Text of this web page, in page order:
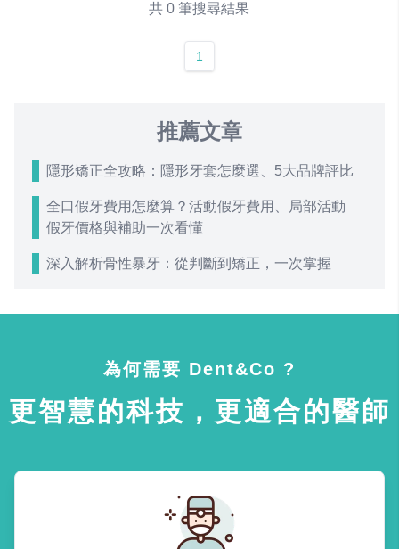
共 0 筆搜尋結果
1
推薦文章
隱形矯正全攻略：隱形牙套怎麼選、5大品牌評比
全口假牙費用怎麼算？活動假牙費用、局部活動
假牙價格與補助一次看懂
深入解析骨性暴牙：從判斷到矯正，一次掌握
為何需要 Dent&Co ?
更智慧的科技，更適合的醫師